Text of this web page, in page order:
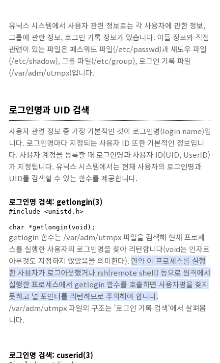
유닉스 시스템에서 사용자 관련 정보로는 각 사용자에 관한 정보,
그룹에 관한 정보, 로그인 기록 정보가 있습니다. 이들 정보와 직접
관련이 있는 파일은 패스워드 파일(/etc/passwd)과 섀도우 파일
(/etc/shadow), 그룹 파일(/etc/group), 로그인 기록 파일
(/var/adm/utmpx)입니다.
로그인명과 UID 검색
사용자 관련 정보 중 가장 기본적인 것이 로그인명(login name)입
니다. 로그인명마다 지정되는 사용자 ID 또한 기본적인 정보입니
다. 사용자 계정을 등록할 때 로그인명과 사용자 ID(UID, UserID)
가 지정됩니다. 유닉스 시스템에서는 현재 사용자의 로그인명과
UID를 검색할 수 있는 함수를 제공합니다.
로그인명 검색: getlongin(3)
#include <unistd.h>
char *getlongin(void);
getlogin 함수는 /var/adm/utmpx 파일을 검색해 현재 프로세
스를 실행한 사용자의 로그인명을 찾아 리턴합니다(void는 인자로
아무것도 지정하지 않았음을 의미한다). 만약 이 프로세스를 실행
한 사용자가 로그아웃했거나 rsh(remote shell) 등으로 원격에서
실행한 프로세스에서 getlogin 함수를 호출하면 사용자명을 찾지
못하고 널 포인터를 리턴하므로 주의해야 합니다.
/var/adm/utmpx 파일의 구조는 '로그인 기록 검색'에서 살펴봅
니다.
로그인명 검색: cuserid(3)